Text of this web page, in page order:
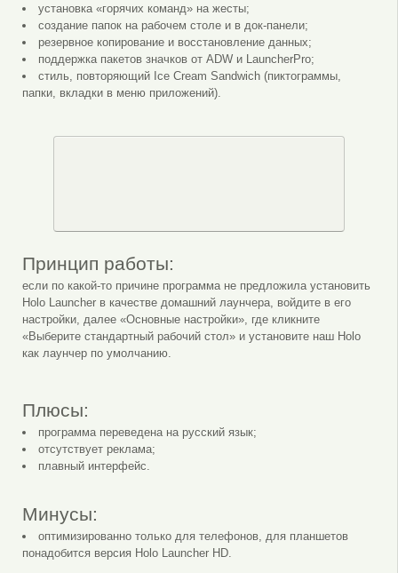
установка «горячих команд» на жесты;
создание папок на рабочем столе и в док-панели;
резервное копирование и восстановление данных;
поддержка пакетов значков от ADW и LauncherPro;
стиль, повторяющий Ice Cream Sandwich (пиктограммы,
папки, вкладки в меню приложений).
Принцип работы:
если по какой-то причине программа не предложила установить
Holo Launcher в качестве домашний лаунчера, войдите в его
настройки, далее «Основные настройки», где кликните
«Выберите стандартный рабочий стол» и установите наш Holo
как лаунчер по умолчанию.
Плюсы:
программа переведена на русский язык;
отсутствует реклама;
плавный интерфейс.
Минусы:
оптимизированно только для телефонов, для планшетов
понадобится версия Holo Launcher HD.